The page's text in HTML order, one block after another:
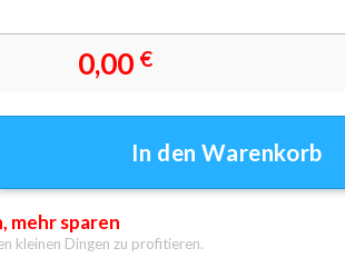
0,00 €
Leinwandbilder - Wandbilder Menge
In den Warenkorb
mehr sparen
kleinen Dingen zu profitieren.